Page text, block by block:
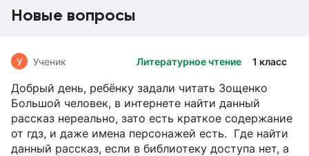
Новые вопросы
Литературное чтение 1 класс
У Ученик
Добрый день, ребёнку задали читать Зощенко
Большой человек, в интернете найти данный
рассказ нереально, зато есть краткое содержание
от гдз, и даже имена персонажей есть. Где найти
данный рассказ, если в библиотеку доступа нет, а